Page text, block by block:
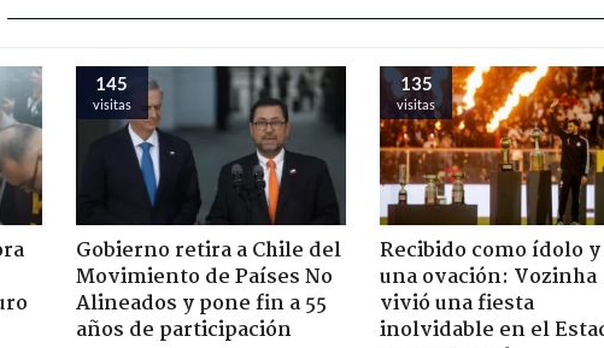
145
visitas
Gobierno retira a Chile del
Movimiento de Países No
Alineados y pone fin a 55
años de participación
135
visitas
Recibido como ídolo y
una ovación: Vozinha
vivió una fiesta
inolvidable en el